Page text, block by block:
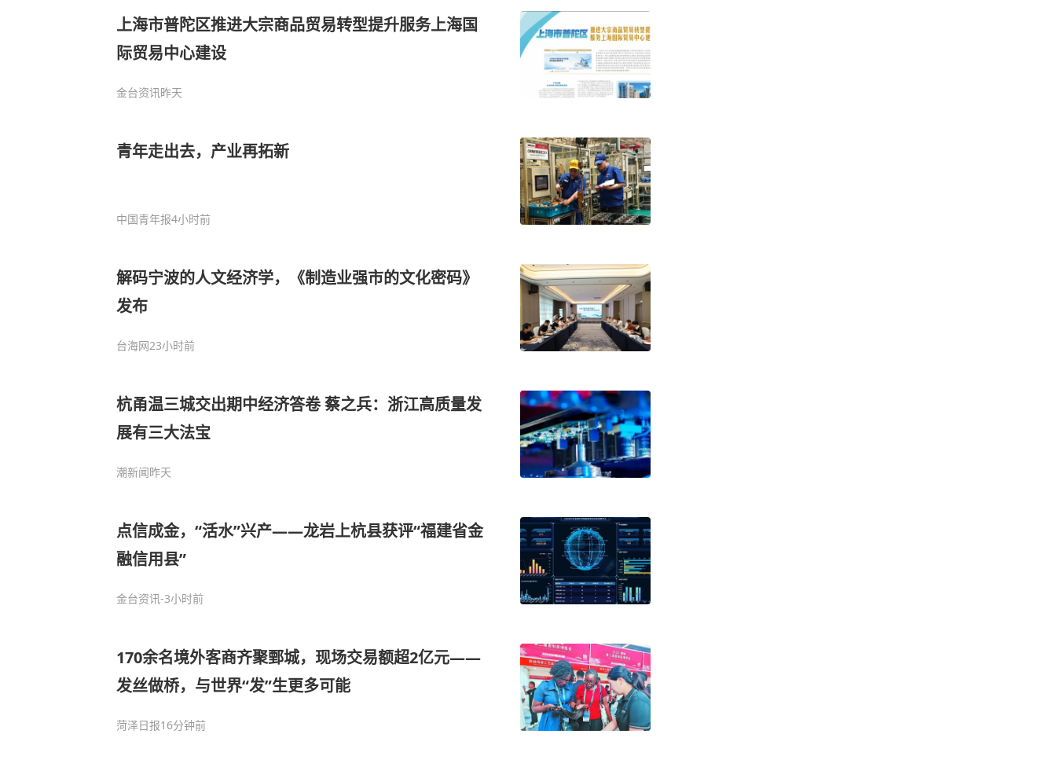
上海市普陀区推进大宗商品贸易转型提升服务上海国
际贸易中心建设
金台资讯昨天
青年走出去，产业再拓新
中国青年报4小时前
解码宁波的人文经济学，《制造业强市的文化密码》
发布
台海网23小时前
杭甬温三城交出期中经济答卷 蔡之兵：浙江高质量发
展有三大法宝
潮新闻昨天
点信成金，“活水”兴产——龙岩上杭县获评“福建省金
融信用县”
金台资讯-3小时前
170余名境外客商齐聚鄄城，现场交易额超2亿元——
发丝做桥，与世界“发”生更多可能
菏泽日报16分钟前